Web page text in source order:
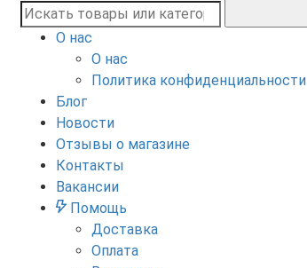
О нас
О нас
Политика конфиденциальности
Блог
Новости
Отзывы о магазине
Контакты
Вакансии
Помощь
Доставка
Оплата